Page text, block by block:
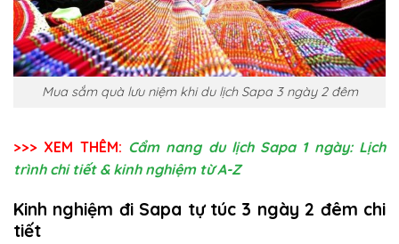
Mua sắm quà lưu niệm khi du lịch Sapa 3 ngày 2 đêm
>>> XEM THÊM: Cẩm nang du lịch Sapa 1 ngày: Lịch
trình chi tiết & kinh nghiệm từ A-Z
Kinh nghiệm đi Sapa tự túc 3 ngày 2 đêm chi
tiết